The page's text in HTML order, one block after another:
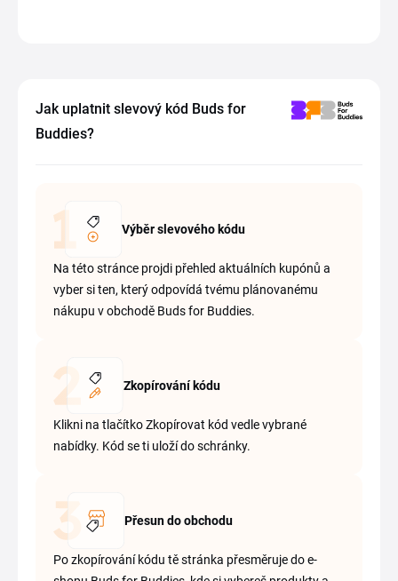
Jak uplatnit slevový kód Buds for
Buddies?
Výběr slevového kódu
Na této stránce projdi přehled aktuálních kupónů a
vyber si ten, který odpovídá tvému plánovanému
nákupu v obchodě Buds for Buddies.
Zkopírování kódu
Klikni na tlačítko Zkopírovat kód vedle vybrané
nabídky. Kód se ti uloží do schránky.
Přesun do obchodu
Po zkopírování kódu tě stránka přesměruje do e-